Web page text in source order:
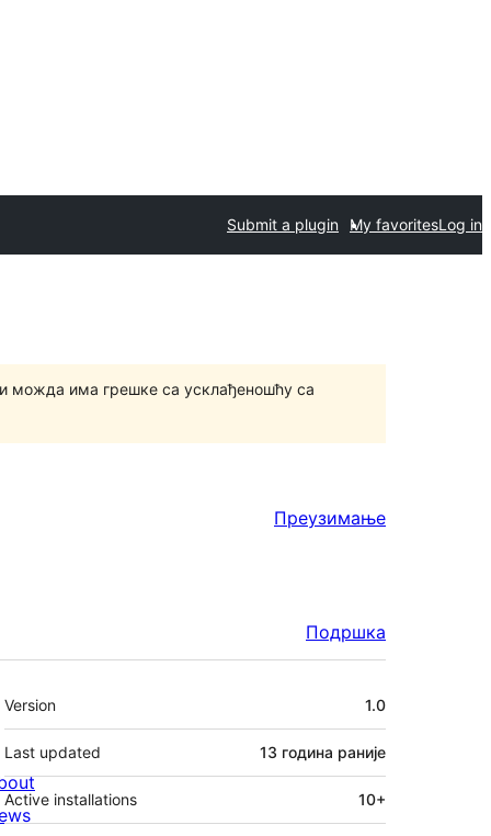
Submit a plugin My favoritesLog in
има грешке са усклађеношћу са
Преузимање
Подршка
Мета
Version 1.0
Last updated 13 година раније
Active installations 10+